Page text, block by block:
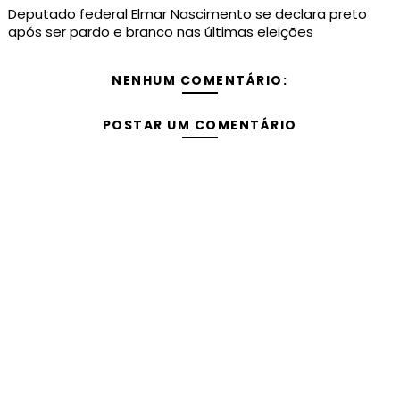
Deputado federal Elmar Nascimento se declara preto
após ser pardo e branco nas últimas eleições
NENHUM COMENTÁRIO:
POSTAR UM COMENTÁRIO